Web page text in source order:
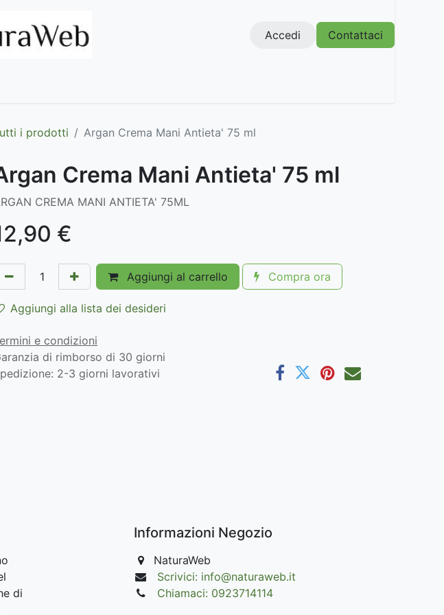
Accedi Contattaci
i prodotti Argan Crema Mani Antieta' 75 ml
Crema Mani Antieta' 75 ml
CREMA MANI ANTIETA' 75ML
€
Aggiungi al carrello Compra ora
Aggiungi alla lista dei desideri
e condizioni
di rimborso di 30 giorni
2-3 giorni lavorativi
di
Informazioni Negozio
NaturaWeb
Scrivici: info@naturaweb.it
Chiamaci: 0923714114